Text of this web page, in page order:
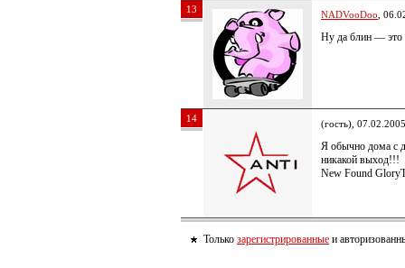
13 NADVooDoo ,
Ну да блин — это
14 (гость),
Я обычно дома с
никакой выход!!!
New Found
Только зарегистрированные и